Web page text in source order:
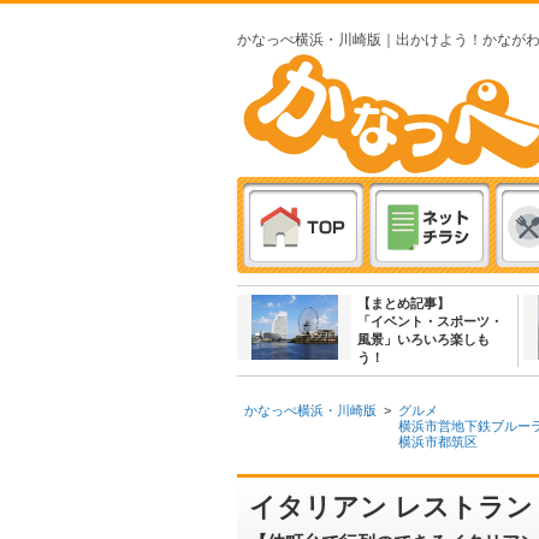
かなっぺ横浜・川崎版｜出かけよう！かなが
【まとめ記事】
「イベント・スポーツ・
風景」いろいろ楽しも
う！
かなっぺ横浜・川崎版 > グルメ
横浜市営地下鉄ブルー
横浜市都筑区
イタリアン レストラ